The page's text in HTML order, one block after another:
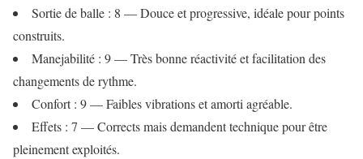
Sortie de balle : 8 — Douce et progressive, idéale pour points
construits.
Manejabilité : 9 — Très bonne réactivité et facilitation des
changements de rythme.
Confort : 9 — Faibles vibrations et amorti agréable.
Effets : 7 — Corrects mais demandent technique pour être
pleinement exploités.